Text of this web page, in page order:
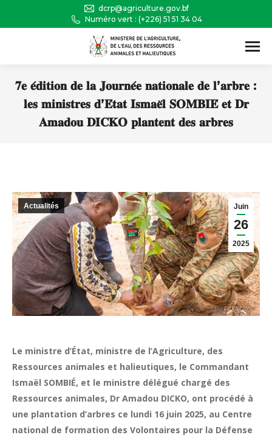
dcrp@agriculture.gov.bf
Numéro vert : (+226) 51 51 34 04
𝟕𝐞 𝐞́𝐝𝐢𝐭𝐢𝐨𝐧 𝐝𝐞 𝐥𝐚 𝐉𝐨𝐮𝐫𝐧𝐞́𝐞 𝐧𝐚𝐭𝐢𝐨𝐧𝐚𝐥𝐞 𝐝𝐞 𝐥’𝐚𝐫𝐛𝐫𝐞 :
𝐥𝐞𝐬 𝐦𝐢𝐧𝐢𝐬𝐭𝐫𝐞𝐬 𝐝’𝐄́𝐭𝐚𝐭 𝐈𝐬𝐦𝐚𝐞̈𝐥 𝐒𝐎𝐌𝐁𝐈𝐄́ 𝐞𝐭 𝐃𝐫
𝐀𝐦𝐚𝐝𝐨𝐮 𝐃𝐈𝐂𝐊𝐎 𝐩𝐥𝐚𝐧𝐭𝐞𝐧𝐭 𝐝𝐞𝐬 𝐚𝐫𝐛𝐫𝐞𝐬
Juin
26
2025
Actualités
Le ministre d’État, ministre de l’Agriculture, des
Ressources animales et halieutiques, le Commandant
Ismaël SOMBIÉ, et le ministre délégué chargé des
Ressources animales, Dr Amadou DICKO, ont procédé à
une plantation d’arbres ce lundi 16 juin 2025, au Centre
national de formation des Volontaires pour la Défense